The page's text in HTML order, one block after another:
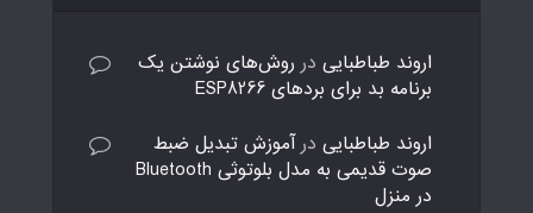
اروند طباطبایی در روش‌های نوشتن یک
برنامه بد برای بردهای ESP8266
اروند طباطبایی درآموزش تبدیل ضبط
صوت قدیمی به مدل بلوتوثی Bluetooth
در منزل